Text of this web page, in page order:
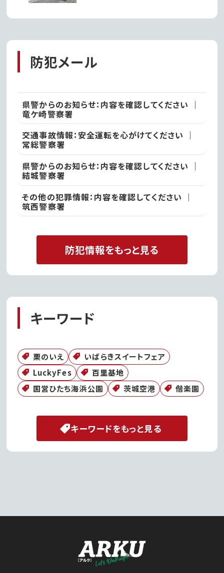
カヤマ』がグランドオー
防犯メール
県警からのお知らせ：内容を確認してください ｜
竜ケ崎警察署
交通事故情報：安全運転を心がけてください ｜
常総警察署
県警からのお知らせ：内容を確認してください ｜
結城警察署
その他の犯罪情報：内容を確認してください ｜
筑西警察署
防犯情報をもっと見る
キーワード
栗のいえ
いばらきスイートフェア
LuckyFes
百里基地
国営ひたち海浜公園
茨城空港 偕楽園
キーワードをもっと見る